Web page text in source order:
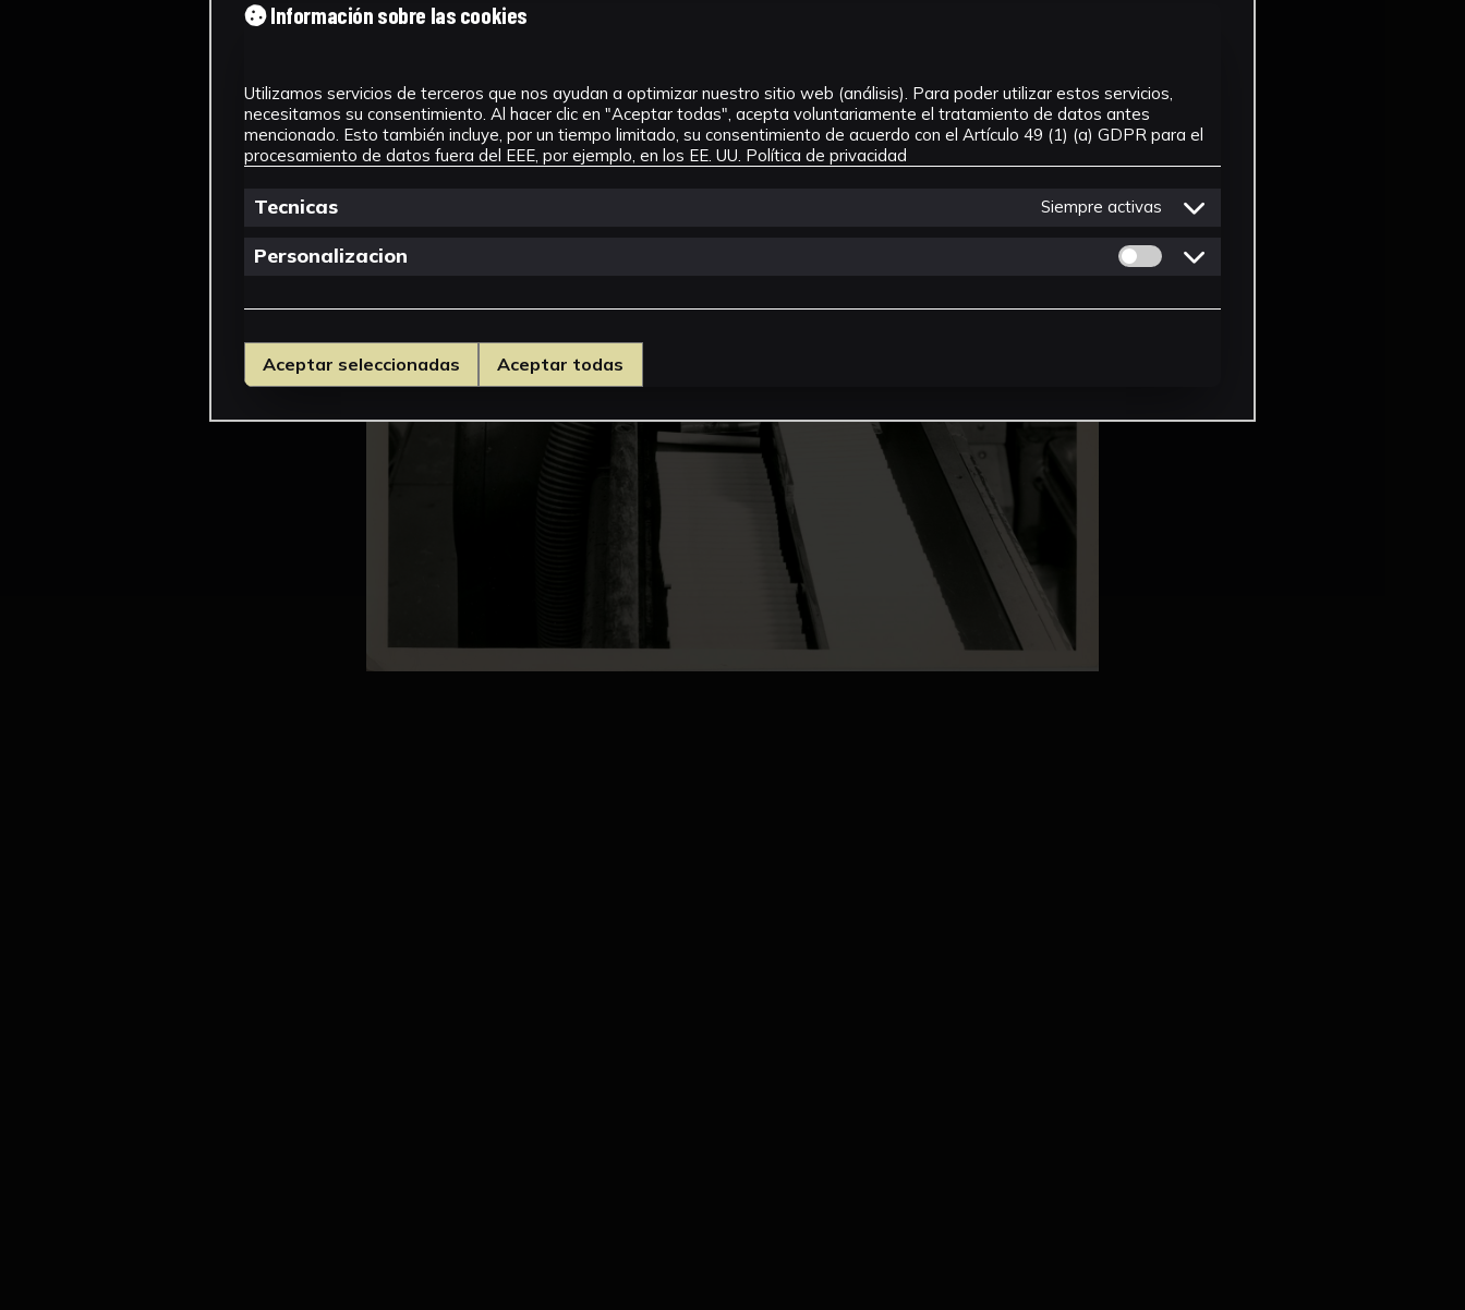
Información sobre las cookies
Utilizamos servicios de terceros que nos ayudan a optimizar nuestro sitio web (análisis). Para poder utilizar estos servicios,
necesitamos su consentimiento. Al hacer clic en "Aceptar todas", acepta voluntariamente el tratamiento de datos antes
mencionado. Esto también incluye, por un tiempo limitado, su consentimiento de acuerdo con el Artículo 49 (1) (a) GDPR para el
procesamiento de datos fuera del EEE, por ejemplo, en los EE. UU. Política de privacidad
Tecnicas Siempre activas
Personalizacion Permitir cookies de Personalizacion
Aceptar seleccionadas Aceptar todas